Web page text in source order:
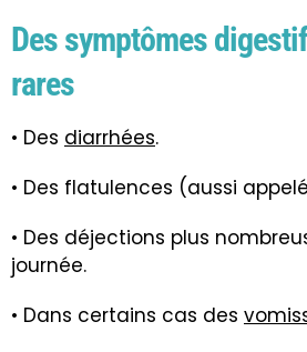
Des symptômes
rares
• Des diarrhées.
• Des flatulences (aussi
• Des déjections plus
journée.
• Dans certains cas des